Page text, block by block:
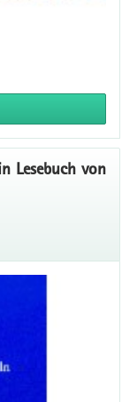
Lesebuch von